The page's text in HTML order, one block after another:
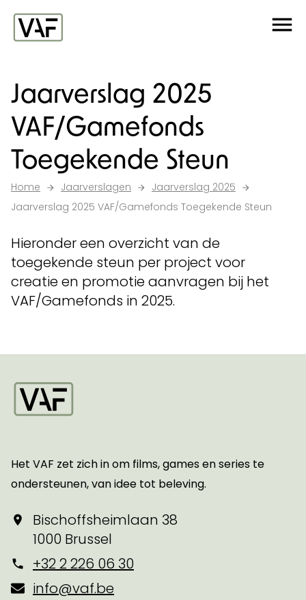
Ga verder naar de inhoud
Jaarverslag 2025
VAF/Gamefonds
Toegekende Steun
Home Jaarverslagen
Jaarverslag 2025
Jaarverslag 2025 VAF/Gamefonds Toegekende Steun
Hieronder een overzicht van de
toegekende steun per project voor
creatie en promotie aanvragen bij het
VAF/Gamefonds in 2025.
Het VAF zet zich in om films, games en series te
ondersteunen, van idee tot beleving.
Bischoffsheimlaan 38
1000 Brussel
+32 2 226 06 30
info@vaf.be